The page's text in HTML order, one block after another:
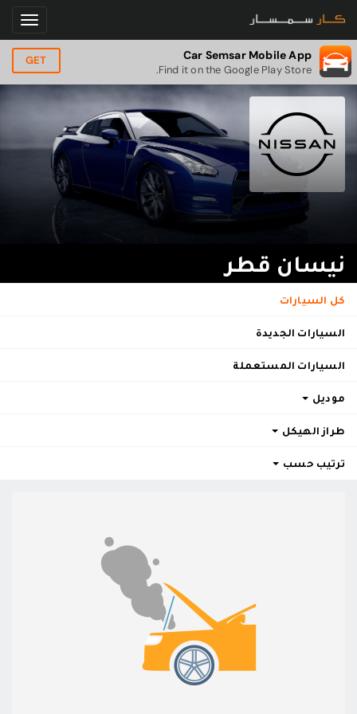
Car Semsar Mobile App
Find it on the Google Play Store.
GET
نيسان قطر
كل السيارات
السيارات الجديدة
السيارات المستعملة
موديل
طراز الهيكل
ترتيب حسب